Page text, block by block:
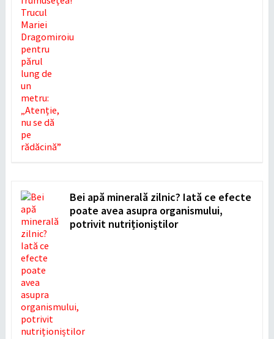
Bei apă minerală zilnic? Iată ce efecte
poate avea asupra organismului,
potrivit nutriționiștilor